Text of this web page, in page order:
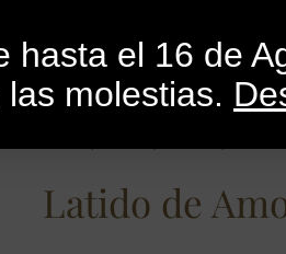
el 16 de
molestias.
Latido de